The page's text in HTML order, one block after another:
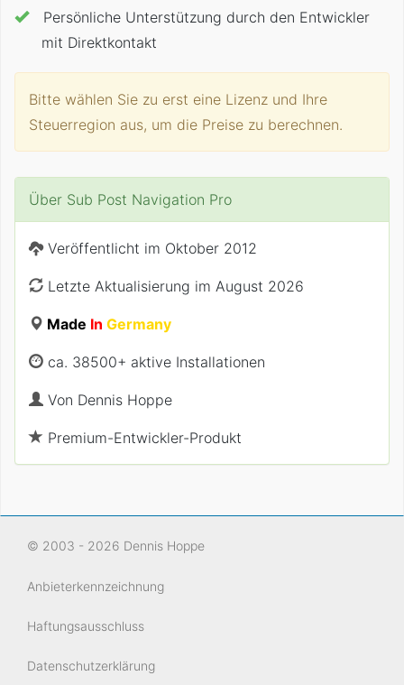
Persönliche Unterstützung durch den Entwickler
mit Direktkontakt
Bitte wählen Sie zu erst eine Lizenz und Ihre
Steuerregion aus, um die Preise zu berechnen.
Über Sub Post Navigation Pro
Veröffentlicht im Oktober 2012
Letzte Aktualisierung im August 2026
Made In Germany
ca. 38500+ aktive Installationen
Von Dennis Hoppe
Premium-Entwickler-Produkt
© 2003 - 2026 Dennis Hoppe
Anbieterkennzeichnung
Haftungsausschluss
Datenschutzerklärung